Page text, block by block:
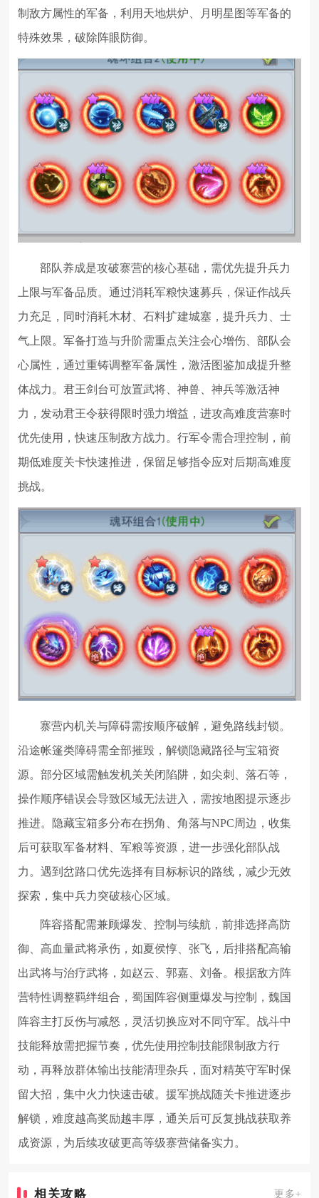
制敌方属性的军备，利用天地烘炉、月明星图等军备的
特殊效果，破除阵眼防御。
部队养成是攻破寨营的核心基础，需优先提升兵力
上限与军备品质。通过消耗军粮快速募兵，保证作战兵
力充足，同时消耗木材、石料扩建城塞，提升兵力、士
气上限。军备打造与升阶需重点关注会心增伤、部队会
心属性，通过重铸调整军备属性，激活图鉴加成提升整
体战力。君王剑台可放置武将、神兽、神兵等激活神
力，发动君王令获得限时强力增益，进攻高难度营寨时
优先使用，快速压制敌方战力。行军令需合理控制，前
期低难度关卡快速推进，保留足够指令应对后期高难度
挑战。
寨营内机关与障碍需按顺序破解，避免路线封锁。
沿途帐篷类障碍需全部摧毁，解锁隐藏路径与宝箱资
源。部分区域需触发机关关闭陷阱，如尖刺、落石等，
操作顺序错误会导致区域无法进入，需按地图提示逐步
推进。隐藏宝箱多分布在拐角、角落与NPC周边，收集
后可获取军备材料、军粮等资源，进一步强化部队战
力。遇到岔路口优先选择有目标标识的路线，减少无效
探索，集中兵力突破核心区域。
阵容搭配需兼顾爆发、控制与续航，前排选择高防
御、高血量武将承伤，如夏侯惇、张飞，后排搭配高输
出武将与治疗武将，如赵云、郭嘉、刘备。根据敌方阵
营特性调整羁绊组合，蜀国阵容侧重爆发与控制，魏国
阵容主打反伤与减怒，灵活切换应对不同守军。战斗中
技能释放需把握节奏，优先使用控制技能限制敌方行
动，再释放群体输出技能清理杂兵，面对精英守军时保
留大招，集中火力快速击破。援军挑战随关卡推进逐步
解锁，难度越高奖励越丰厚，通关后可反复挑战获取养
成资源，为后续攻破更高等级寨营储备实力。
相关攻略 更多+